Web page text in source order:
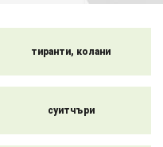
включва и чехли или
тиранти, колани
суитчъри